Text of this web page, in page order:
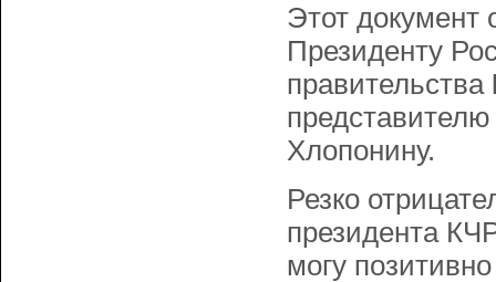
Этот документ
Президенту
правительства
Хлопонину.
Резко
президента
могу